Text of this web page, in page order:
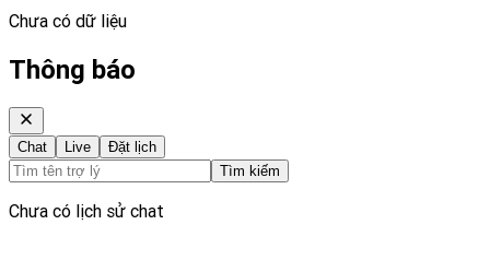
Chưa có dữ liệu
Thông báo
Chat Live
Đặt lịch
Tìm kiếm
Chưa có lịch sử chat